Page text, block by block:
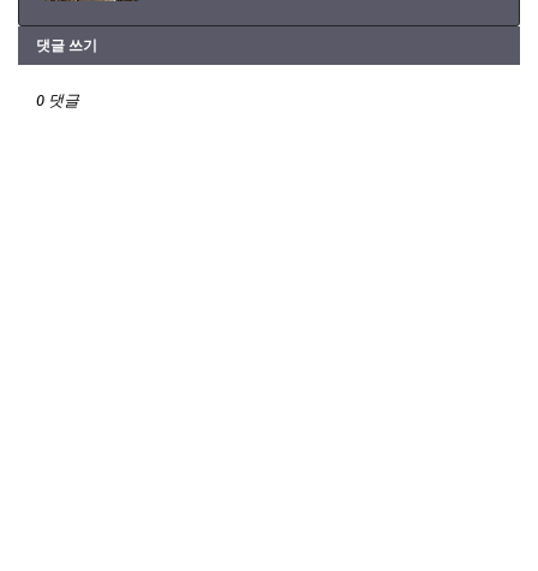
댓글 쓰기
0 댓글